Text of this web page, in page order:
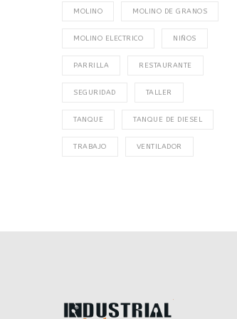
MOLINO MOLINO DE GRANOS
MOLINO ELECTRICO NIÑOS
PARRILLA RESTAURANTE
SEGURIDAD TALLER
TANQUE TANQUE DE DIESEL
TRABAJO VENTILADOR